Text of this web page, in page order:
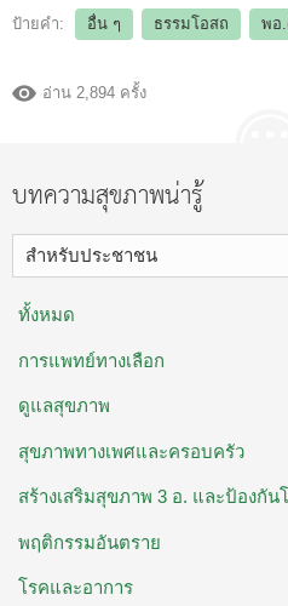
ป้ายคำ: อื่น ๆ ธรรมโอสถ พอ
อ่าน 2,894 ครั้ง
บทความสุขภาพน่ารู้
สำหรับประชาชน
ทั้งหมด
การแพทย์ทางเลือก
ดูแลสุขภาพ
สุขภาพทางเพศและครอบครัว
สร้างเสริมสุขภาพ 3 อ. ​และป้องกัน
พฤติกรรมอันตราย
โรคและอาการ